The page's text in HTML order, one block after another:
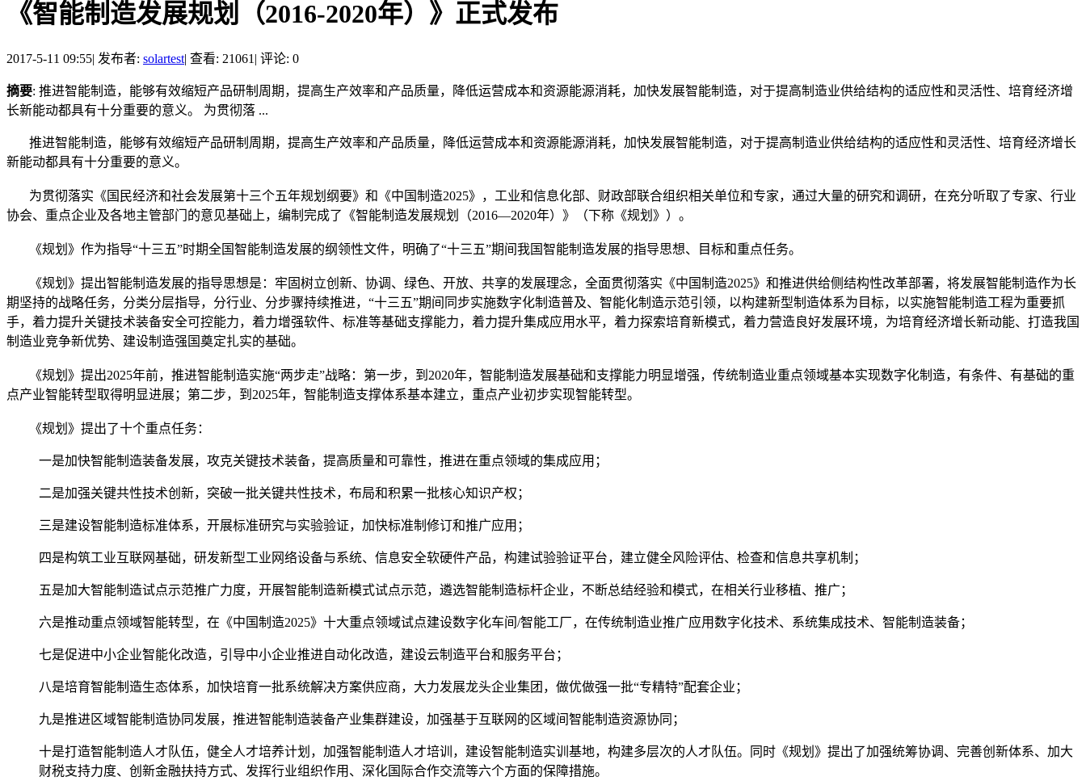
《智能制造发展规划（2016-2020年）》正式发布
2017-5-11 09:55| 发布者: solartest| 查看: 21061 | 评论: 0
摘要: 推进智能制造，能够有效缩短产品研制周期，提高生产效率和产品质量，降低运营成本和资源能源消耗，加快发展智能制造，对于提高制造业供给结构的适应性和灵活性、培育经济增
长新能动都具有十分重要的意义。 为贯彻落 ...
推进智能制造，能够有效缩短产品研制周期，提高生产效率和产品质量，降低运营成本和资源能源消耗，加快发展智能制造，对于提高制造业供给结构的适应性和灵活性、培育经济增长
新能动都具有十分重要的意义。
为贯彻落实《国民经济和社会发展第十三个五年规划纲要》和《中国制造2025》，工业和信息化部、财政部联合组织相关单位和专家，通过大量的研究和调研，在充分听取了专家、行业
协会、重点企业及各地主管部门的意见基础上，编制完成了《智能制造发展规划（2016—2020年）》（下称《规划》）。
《规划》作为指导“十三五”时期全国智能制造发展的纲领性文件，明确了“十三五”期间我国智能制造发展的指导思想、目标和重点任务。
《规划》提出智能制造发展的指导思想是：牢固树立创新、协调、绿色、开放、共享的发展理念，全面贯彻落实《中国制造2025》和推进供给侧结构性改革部署，将发展智能制造作为长
期坚持的战略任务，分类分层指导，分行业、分步骤持续推进，“十三五”期间同步实施数字化制造普及、智能化制造示范引领，以构建新型制造体系为目标，以实施智能制造工程为重要抓
手，着力提升关键技术装备安全可控能力，着力增强软件、标准等基础支撑能力，着力提升集成应用水平，着力探索培育新模式，着力营造良好发展环境，为培育经济增长新动能、打造我国
制造业竞争新优势、建设制造强国奠定扎实的基础。
《规划》提出2025年前，推进智能制造实施“两步走”战略：第一步，到2020年，智能制造发展基础和支撑能力明显增强，传统制造业重点领域基本实现数字化制造，有条件、有基础的重
点产业智能转型取得明显进展；第二步，到2025年，智能制造支撑体系基本建立，重点产业初步实现智能转型。
《规划》提出了十个重点任务：
一是加快智能制造装备发展，攻克关键技术装备，提高质量和可靠性，推进在重点领域的集成应用；
二是加强关键共性技术创新，突破一批关键共性技术，布局和积累一批核心知识产权；
三是建设智能制造标准体系，开展标准研究与实验验证，加快标准制修订和推广应用；
四是构筑工业互联网基础，研发新型工业网络设备与系统、信息安全软硬件产品，构建试验验证平台，建立健全风险评估、检查和信息共享机制；
五是加大智能制造试点示范推广力度，开展智能制造新模式试点示范，遴选智能制造标杆企业，不断总结经验和模式，在相关行业移植、推广；
六是推动重点领域智能转型，在《中国制造2025》十大重点领域试点建设数字化车间/智能工厂，在传统制造业推广应用数字化技术、系统集成技术、智能制造装备；
七是促进中小企业智能化改造，引导中小企业推进自动化改造，建设云制造平台和服务平台；
八是培育智能制造生态体系，加快培育一批系统解决方案供应商，大力发展龙头企业集团，做优做强一批“专精特”配套企业；
九是推进区域智能制造协同发展，推进智能制造装备产业集群建设，加强基于互联网的区域间智能制造资源协同；
十是打造智能制造人才队伍，健全人才培养计划，加强智能制造人才培训，建设智能制造实训基地，构建多层次的人才队伍。同时《规划》提出了加强统筹协调、完善创新体系、加大
财税支持力度、创新金融扶持方式、发挥行业组织作用、深化国际合作交流等六个方面的保障措施。